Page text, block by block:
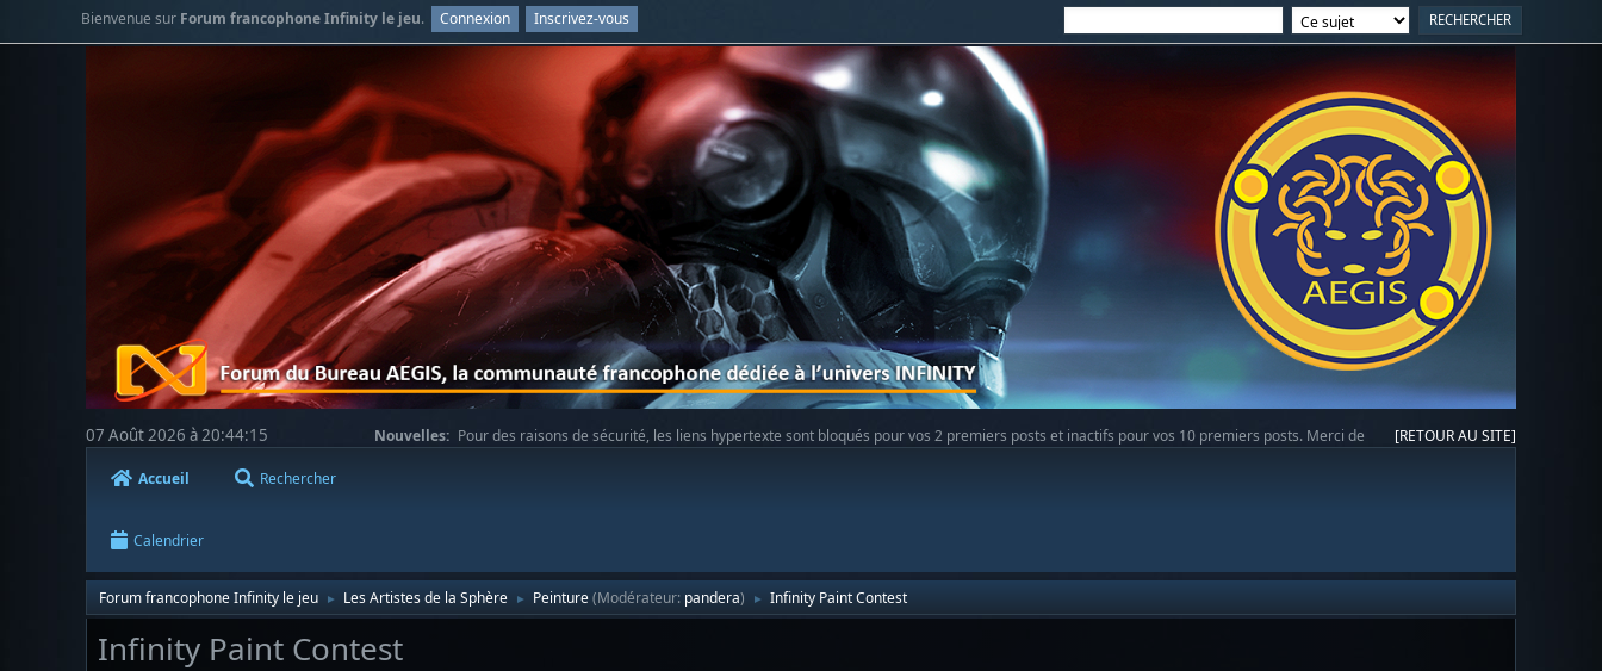
Bienvenue sur Forum francophone Infinity le jeu. Connexion Inscrivez-vous
[RETOUR AU SITE]
07 Août 2026 à 20:44:15 Nouvelles: Pour des raisons de sécurité, les liens hypertexte sont bloqués pour vos 2 premiers posts et inactifs pour vos 10 premiers posts. Merci de
Accueil
Rechercher
Calendrier
Forum francophone Infinity le jeu ► Les Artistes de la Sphère ► Peinture(Modérateur: pandera) ► Infinity Paint Contest
Infinity Paint Contest